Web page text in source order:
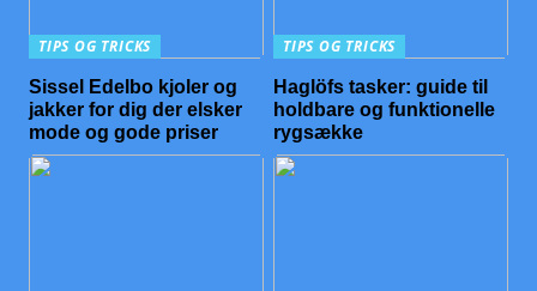
TIPS OG TRICKS
Sissel Edelbo kjoler og
jakker for dig der elsker
mode og gode priser
TIPS OG TRICKS
Haglöfs tasker: guide til
holdbare og funktionelle
rygsække